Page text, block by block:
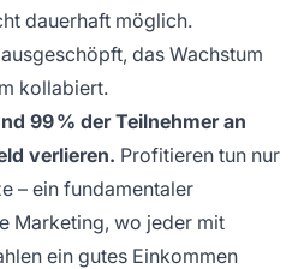
dauerhaft möglich.
das Wachstum
kollabiert.
99 % der Teilnehmer an
verlieren. Profitieren tun nur
– ein fundamentaler
Marketing, wo jeder mit
ein gutes Einkommen